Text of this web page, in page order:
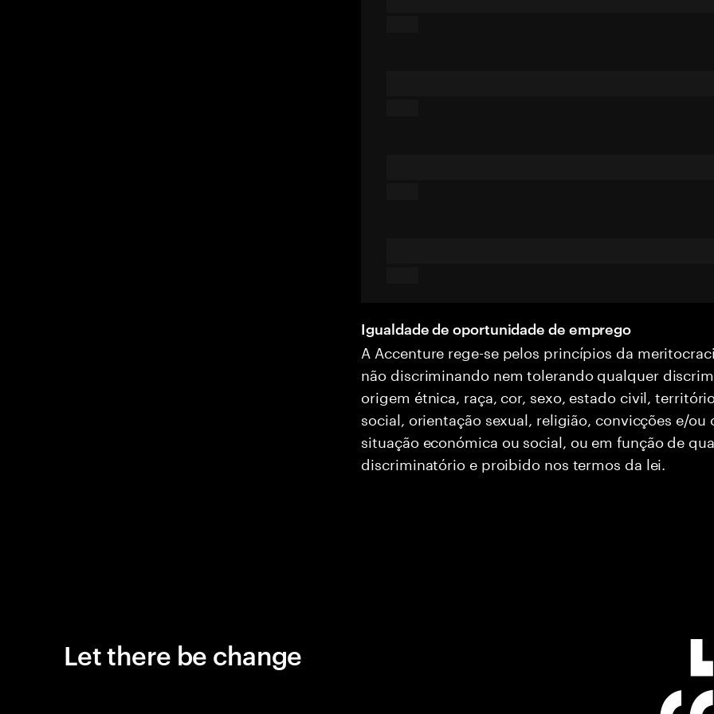
Igualdade de oportunidade de emprego
A Accenture rege-se pelos princípios da
não discriminando nem tolerando qualquer
origem étnica, raça, cor, sexo, estado civil,
social, orientação sexual, religião, convicções e/
situação económica ou social, ou em função de
discriminatório e proibido nos termos da lei.
Let there be change